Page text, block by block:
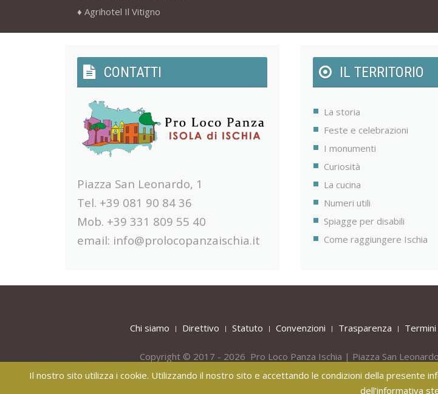
Agrihotel Il Vitigno
CONTATTI
Piazza San Leonardo, 1
Tel. +39 081 90 84 36
Mob. +39 331 809 55 40
email: info@prolocopanzaischia.it
IL TERRITORIO
La storia
Feste e celebrazioni
I monumenti
Curiosità
La cucina
Numeri utili
Spiagge per disabili
Come raggiungere Ischia
Chi siamo Direttivo Statuto Convenzioni Trasparenza
Copyright © 2017 - 2026 Pro Loco Panza Ischia | Piazza San
Tel.+39 081 908436 -Mob.
Il nostro sito utilizza i cookie. Utilizzando il nostro sito e accettando le condizioni della presente
dell’informativa